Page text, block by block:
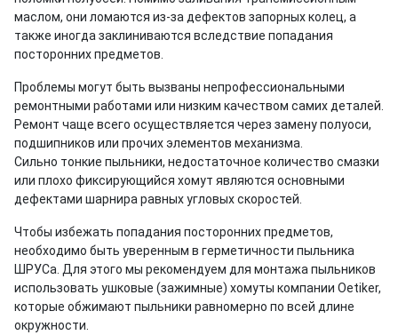
маслом, они ломаются из-за дефектов запорных колец, а
также иногда заклиниваются вследствие попадания
посторонних предметов.
Проблемы могут быть вызваны непрофессиональными
ремонтными работами или низким качеством самих деталей.
Ремонт чаще всего осуществляется через замену полуоси,
подшипников или прочих элементов механизма.
Сильно тонкие пыльники, недостаточное количество смазки
или плохо фиксирующийся хомут являются основными
дефектами шарнира равных угловых скоростей.
Чтобы избежать попадания посторонних предметов,
необходимо быть уверенным в герметичности пыльника
ШРУСа. Для этого мы рекомендуем для монтажа пыльников
использовать ушковые (зажимные) хомуты компании Oetiker,
которые обжимают пыльники равномерно по всей длине
окружности.